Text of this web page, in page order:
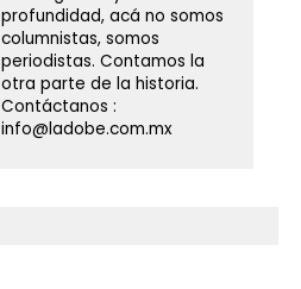
profundidad, acá no somos
columnistas, somos
periodistas. Contamos la
otra parte de la historia.
Contáctanos :
info@ladobe.com.mx